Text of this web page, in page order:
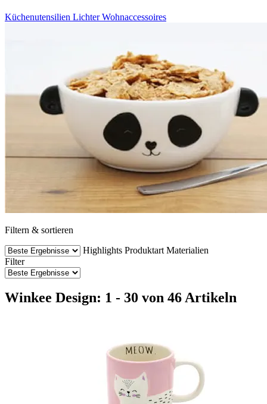
Küchenutensilien Lichter Wohnaccessoires
Filtern & sortieren
Highlights Produktart Materialien
Filter
Winkee Design: 1 - 30 von 46 Artikeln